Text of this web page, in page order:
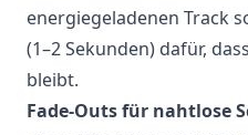
energiegeladenen Track
(1–2 Sekunden) dafür,
bleibt.
Fade-Outs für nahtlose